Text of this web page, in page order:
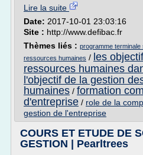
Lire la suite
Date: 2017-10-01 23:03:16
Site : http://www.defibac.fr
Thèmes liés : programme
ressources humaines / les
ressources humaines
l'objectif de la gestion
humaines / formation
d'entreprise / role de la
gestion de l'entreprise
COURS ET ETUDE DE
GESTION | Pearltrees